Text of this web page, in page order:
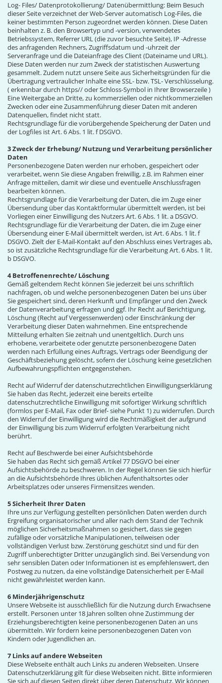
Log- Files/ Datenprotokollierung/ Datenübermittlung: Beim Besuch
dieser Seite verzeichnet der Web-Server automatisch Log-Files, die
keiner bestimmten Person zugeordnet werden können. Diese Daten
beinhalten z. B. den Browsertyp und -version, verwendetes
Betriebssystem, Referrer URL (die zuvor besuchte Seite), IP -Adresse
des anfragenden Rechners, Zugriffsdatum und -uhrzeit der
Serveranfrage und die Dateianfrage des Client (Dateiname und URL).
Diese Daten werden nur zum Zweck der statistischen Auswertung
gesammelt. Zudem nutzt unsere Seite aus Sicherheitsgründen für die
Übertragung vertraulicher Inhalte eine SSL- bzw. TSL- Verschlüsselung.
( erkennbar durch https// oder Schloss-Symbol in Ihrer Browserzeile )
Eine Weitergabe an Dritte, zu kommerziellen oder nichtkommerziellen
Zwecken oder eine Zusammenführung dieser Daten mit anderen
Datenquellen, findet nicht statt.
Rechtsgrundlage für die vorübergehende Speicherung der Daten und
der Logfiles ist Art. 6 Abs. 1 lit. f DSGVO.
3 Zweck der Erhebung/ Nutzung und Verarbeitung persönlicher
Daten
Personenbezogene Daten werden nur erhoben, gespeichert oder
verarbeitet, wenn Sie diese Angaben freiwillig, z.B. im Rahmen einer
Anfrage mitteilen, damit wir diese und eventuelle Anschlussfragen
bearbeiten können.
Rechtsgrundlage für die Verarbeitung der Daten, die im Zuge einer
Übersendung über das Kontaktformular übermittelt werden, ist bei
Vorliegen einer Einwilligung des Nutzers Art. 6 Abs. 1 lit. a DSGVO.
Rechtsgrundlage für die Verarbeitung der Daten, die im Zuge einer
Übersendung einer E-Mail übermittelt werden, ist Art. 6 Abs. 1 lit. f
DSGVO. Zielt der E-Mail-Kontakt auf den Abschluss eines Vertrages ab,
so ist zusätzliche Rechtsgrundlage für die Verarbeitung Art. 6 Abs. 1 lit.
b DSGVO.
4 Betroffenenrechte/ Löschung
Gemäß geltendem Recht können Sie jederzeit bei uns schriftlich
nachfragen, ob und welche personenbezogenen Daten bei uns über
Sie gespeichert sind, deren Herkunft und Empfänger und den Zweck
der Datenverarbeitung erfragen und ggf. Ihr Recht auf Berichtigung,
Löschung (Recht auf Vergessenwerden) oder Einschränkung der
Verarbeitung dieser Daten wahrnehmen. Eine entsprechende
Mitteilung erhalten Sie zeitnah und unentgeltlich. Durch uns
erhobene, verarbeitete oder genutzte personenbezogene Daten
werden nach Erfüllung eines Auftrags, Vertrags oder Beendigung der
Geschäftsbeziehung gelöscht, sofern der Löschung keine gesetzlichen
Aufbewahrungspflichten entgegenstehen.
Recht auf Widerruf der datenschutzrechtlichen Einwilligungserklärung
Sie haben das Recht, jederzeit eine bereits erteilte
datenschutzrechtliche Einwilligung mit sofortiger Wirkung schriftlich
(formlos per E-Mail, Fax oder Brief- siehe Punkt 1) zu widerrufen. Durch
den Widerruf der Einwilligung wird die Rechtmäßigkeit der aufgrund
der Einwilligung bis zum Widerruf erfolgten Verarbeitung nicht
berührt.
Recht auf Beschwerde bei einer Aufsichtsbehörde
Sie haben das Recht sich gemäß Artikel 77 DSGVO bei einer
Aufsichtsbehörde zu beschweren. In der Regel können Sie sich hierfür
an die Aufsichtsbehörde Ihres üblichen Aufenthaltsortes oder
Arbeitsplatzes oder unseres Firmensitzes wenden.
5 Sicherheit Ihrer Daten
Ihre uns zur Verfügung gestellten persönlichen Daten werden durch
Ergreifung organisatorischer und aller nach dem Stand der Technik
möglichen Sicherheitsmaßnahmen so gesichert, dass sie gegen
zufällige oder vorsätzliche Manipulationen, teilweisen oder
vollständigen Verlust bzw. Zerstörung geschützt sind und für den
Zugriff unberechtigter Dritter unzugänglich sind. Bei Versendung von
sehr sensiblen Daten oder Informationen ist es empfehlenswert, den
Postweg zu nutzen, da eine vollständige Datensicherheit per E-Mail
nicht gewährleistet werden kann.
6 Minderjährigenschutz
Unsere Webseite ist ausschließlich für die Nutzung durch Erwachsene
erstellt. Personen unter 18 Jahren sollten ohne Zustimmung der
Erziehungsberechtigten keine personenbezogenen Daten an uns
übermitteln. Wir fordern keine personenbezogenen Daten von
Kindern oder Jugendlichen an.
7 Links auf andere Webseiten
Diese Webseite enthält auch Links zu anderen Webseiten. Unsere
Datenschutzerklärung gilt für diese Webseiten nicht. Bitte informieren
Sie sich auf diesen Seiten direkt über deren Datenschutz. Wir können